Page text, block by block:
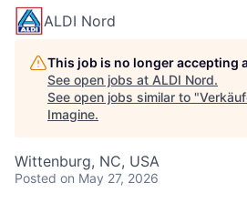
ALDI Nord
This job is no longer accepting
See open jobs at ALDI Nord.
See open jobs similar to "
Imagine.
Wittenburg, NC, USA
Posted on May 27, 2026